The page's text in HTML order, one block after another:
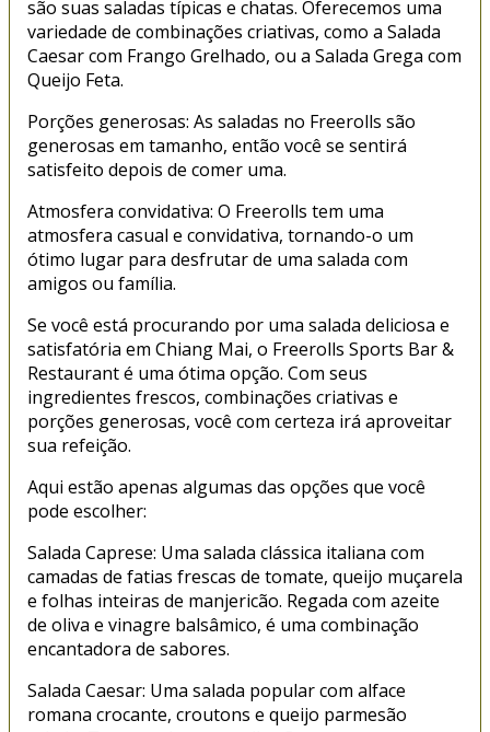
são suas saladas típicas e chatas. Oferecemos uma
variedade de combinações criativas, como a Salada
Caesar com Frango Grelhado, ou a Salada Grega com
Queijo Feta.
Porções generosas: As saladas no Freerolls são
generosas em tamanho, então você se sentirá
satisfeito depois de comer uma.
Atmosfera convidativa: O Freerolls tem uma
atmosfera casual e convidativa, tornando-o um
ótimo lugar para desfrutar de uma salada com
amigos ou família.
Se você está procurando por uma salada deliciosa e
satisfatória em Chiang Mai, o Freerolls Sports Bar &
Restaurant é uma ótima opção. Com seus
ingredientes frescos, combinações criativas e
porções generosas, você com certeza irá aproveitar
sua refeição.
Aqui estão apenas algumas das opções que você
pode escolher:
Salada Caprese: Uma salada clássica italiana com
camadas de fatias frescas de tomate, queijo muçarela
e folhas inteiras de manjericão. Regada com azeite
de oliva e vinagre balsâmico, é uma combinação
encantadora de sabores.
Salada Caesar: Uma salada popular com alface
romana crocante, croutons e queijo parmesão